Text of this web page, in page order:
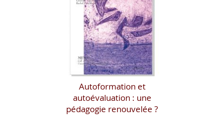
Autoformation et
autoévaluation : une
pédagogie renouvelée ?